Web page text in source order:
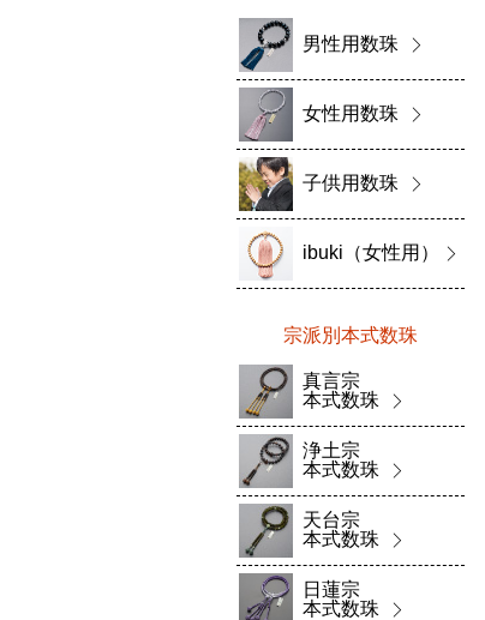
男性用数珠
女性用数珠
子供用数珠
ibuki（女性用）
宗派別本式数珠
真言宗
本式数珠
浄土宗
本式数珠
天台宗
本式数珠
日蓮宗
本式数珠